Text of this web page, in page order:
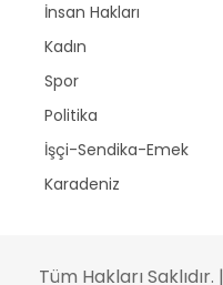
İnsan Hakları
Kadın
Spor
Politika
İşçi-Sendika-Emek
Karadeniz
Tüm Hakları Saklıdır. |